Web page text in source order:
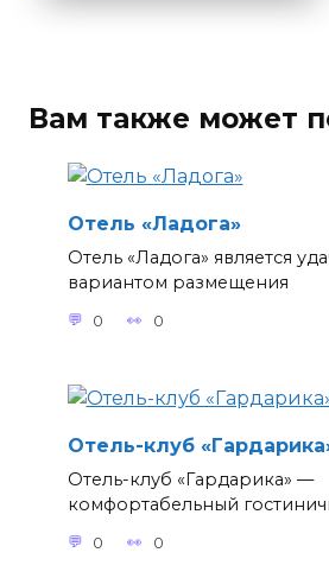
Вам также может
Отель «Ладога»
Отель «Ладога» является
вариантом размещения
0 0
Отель-клуб
Отель-клуб «Гардарика» —
комфортабельный
0 0